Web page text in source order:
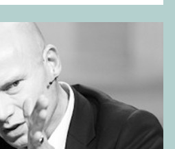
Gastautor